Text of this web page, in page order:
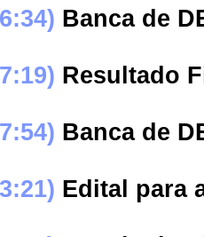
Banca de
Resultado
Banca de
Edital para